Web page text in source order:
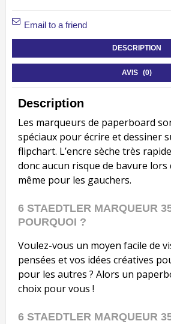
Email to a friend
DESCRIPTION
AVIS (0)
Description
Les marqueurs de paperboard
spéciaux pour écrire et dessiner
flipchart. L’encre sèche très
donc aucun risque de bavure lors
même pour les gauchers.
6 STAEDTLER MARQUEUR
POURQUOI ?
Voulez-vous un moyen facile de
pensées et vos idées créatives
pour les autres ? Alors un
choix pour vous !
6 STAEDTLER MARQUEUR